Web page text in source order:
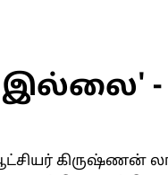
இல்லை'
கிருஷ்ணன்